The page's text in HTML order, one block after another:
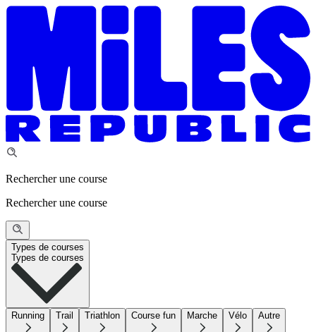
Rechercher une course
Rechercher une course
Types de courses
Types de courses
Running Trail Triathlon Course fun Marche Vélo Autre